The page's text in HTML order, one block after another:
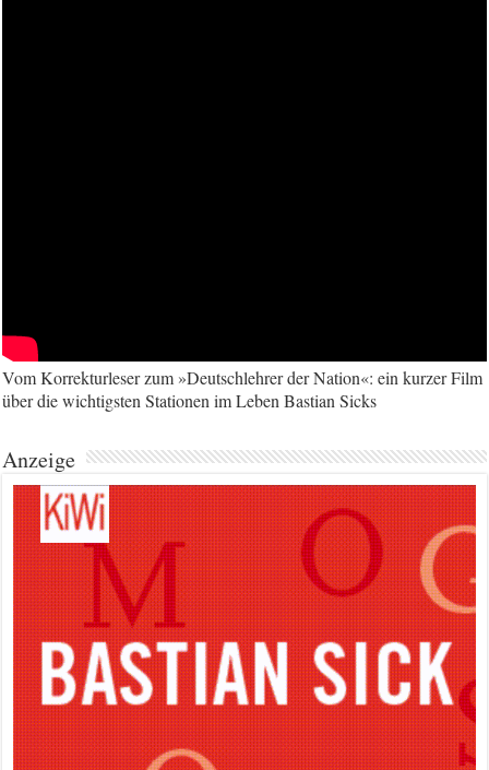
Vom Korrekturleser zum »Deutschlehrer der Nation«: ein kurzer Film
über die wichtigsten Stationen im Leben Bastian Sicks
Anzeige